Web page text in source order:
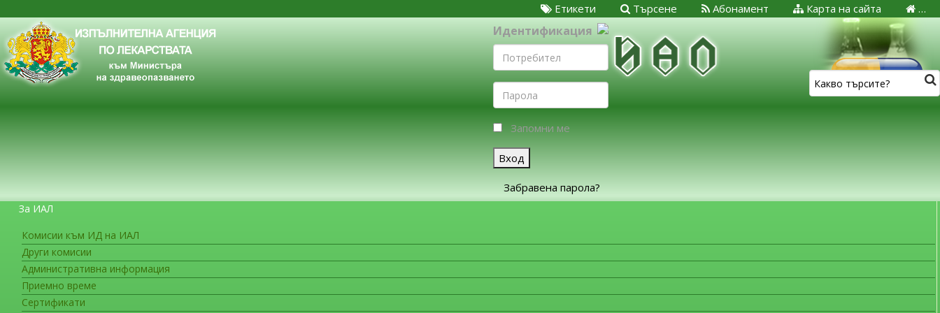
…
Карта на сайта
Абонамент
Търсене
Етикети
Идентификация
Запомни ме
Вход
Забравена парола?
За ИАЛ
Комисии към ИД на ИАЛ
Други комисии
Административна информация
Приемно време
Сертификати
ЗА ГРАЖДАНИТЕ